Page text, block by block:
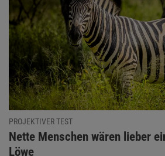
PROJEKTIVER TEST
:
Nette Menschen wären lieber
Löwe